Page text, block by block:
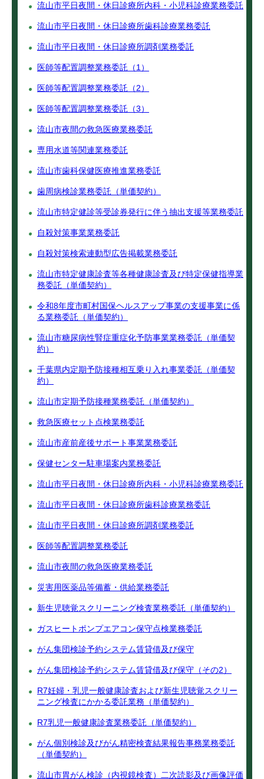
流山市平日夜間・休日診療所内科・小児科診療業務委託
流山市平日夜間・休日診療所歯科診療業務委託
流山市平日夜間・休日診療所調剤業務委託
医師等配置調整業務委託（1）
医師等配置調整業務委託（2）
医師等配置調整業務委託（3）
流山市夜間の救急医療業務委託
専用水道等関連業務委託
流山市歯科保健医療推進業務委託
歯周病検診業務委託（単価契約）
流山市特定健診等受診券発行に伴う抽出支援等業務委託
自殺対策事業業務委託
自殺対策検索連動型広告掲載業務委託
流山市特定健康診査等各種健康診査及び特定保健指導業
務委託（単価契約）
令和8年度市町村国保ヘルスアップ事業の支援事業に係
る業務委託（単価契約）
流山市糖尿病性腎症重症化予防事業業務委託（単価契
約）
千葉県内定期予防接種相互乗り入れ事業委託（単価契
約）
流山市定期予防接種業務委託（単価契約）
救急医療セット点検業務委託
流山市産前産後サポート事業業務委託
保健センター駐車場案内業務委託
流山市平日夜間・休日診療所内科・小児科診療業務委託
流山市平日夜間・休日診療所歯科診療業務委託
流山市平日夜間・休日診療所調剤業務委託
医師等配置調整業務委託
流山市夜間の救急医療業務委託
災害用医薬品等備蓄・供給業務委託
新生児聴覚スクリーニング検査業務委託（単価契約）
ガスヒートポンプエアコン保守点検業務委託
がん集団検診予約システム賃貸借及び保守
がん集団検診予約システム賃貸借及び保守（その2）
R7妊婦・乳児一般健康診査および新生児聴覚スクリー
ニング検査にかかる委託業務（単価契約）
R7乳児一般健康診査業務委託（単価契約）
がん個別検診及びがん精密検査結果報告事務業務委託
（単価契約）
流山市胃がん検診（内視鏡検査）二次読影及び画像評価